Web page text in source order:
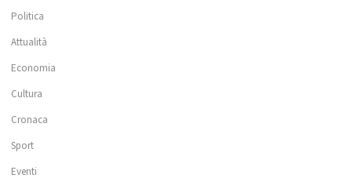
Politica
Attualità
Economia
Cultura
Cronaca
Sport
Eventi